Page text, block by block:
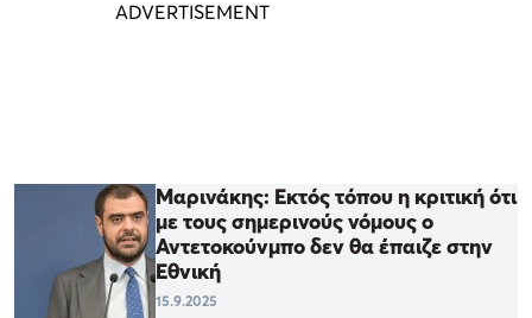
Μαρινάκης: Εκτός τόπου η κριτική ότι
με τους σημερινούς νόμους ο
Αντετοκούνμπο δεν θα έπαιζε στην
Εθνική
15.9.2025